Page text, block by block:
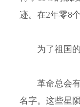
迹。在2年零8
为了祖国
革命总会
名字。这些星